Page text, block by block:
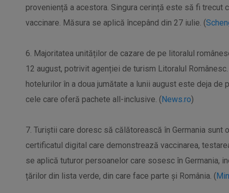
proveniență a acestora. Singura cerință este să fi trecut
vaccinare. Măsura se aplică începând din 27 iulie. (
6. Majoritatea unităților de cazare de pe litoralul
12 august, potrivit agenției de turism Litoralul
hotelurilor în a doua jumătate a lunii august este deja
cele care oferă pachete all-inclusive. (News.ro)
7. Turiștii care doresc să călătorească în Germania
certificatul digital care demonstrează vaccinarea,
se aplică tuturor persoanelor care sosesc în Germania,
țărilor din lista verde, din care face parte și România. (